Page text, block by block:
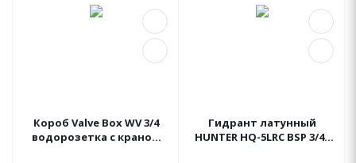
Короб Valve Box WV 3/4
водорозетка с краном
Гидрант латунный
HUNTER HQ-5LRC BSP 3/4"